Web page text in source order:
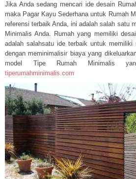
Jika Anda sedang mencari ide desain
maka Pagar Kayu Sederhana untuk Rumah
referensi terbaik Anda, ini adalah salah satu
Minimalis Anda. Rumah yang memiliki
adalah salahsatu ide terbaik untuk memiliki
dengan meminimalisir biaya yang
model Tipe Rumah Minimalis
tiperumahminimalis.com